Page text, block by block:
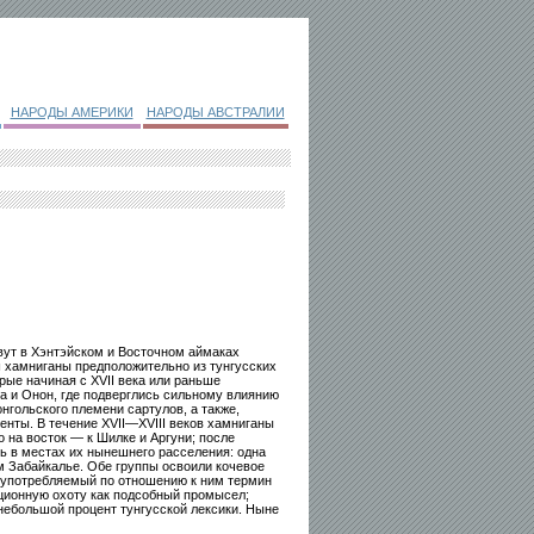
НАРОДЫ АМЕРИКИ НАРОДЫ АВСТРАЛИИ
в Хэнтэйском и Восточном аймаках
предположительно из тунгусских
начиная с XVII века или раньше
и Онон, где подверглись сильному влиянию
племени сартулов, а также,
В течение XVII—XVIII веков хамниганы
на восток — к Шилке и Аргуни; после
в местах их нынешнего расселения: одна
Обе группы освоили кочевое
по отношению к ним термин
охоту как подсобный промысел;
процент тунгусской лексики. Ныне